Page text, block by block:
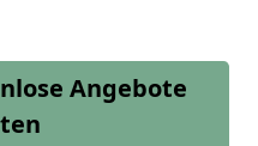
Angebote